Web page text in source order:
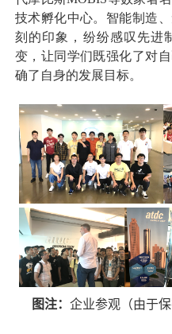
技术孵化中心。智能制造
刻的印象，纷纷感叹先进
变，让同学们既强化了对
确了自身的发展目标。
图注： 企业参观（由于